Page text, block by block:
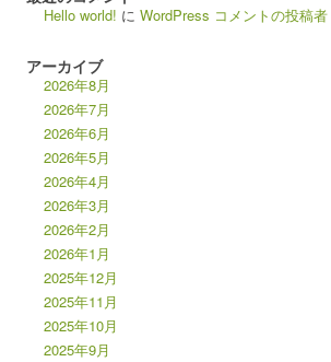
Hello world! に WordPress コメントの投稿者
アーカイブ
2026年8月
2026年7月
2026年6月
2026年5月
2026年4月
2026年3月
2026年2月
2026年1月
2025年12月
2025年11月
2025年10月
2025年9月